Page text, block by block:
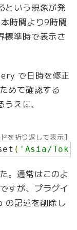
という現象が発
時間より9時間
標準時で表示さ
で日時を修正
めて確認する
えに、
ドを折り返して表示］
( 'Asia/
。通常はこのよ
すが、プラグイ
記述を削除し